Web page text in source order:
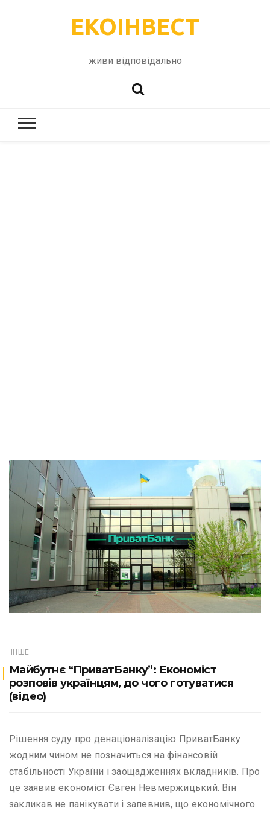
ЕКОІНВЕСТ
живи відповідально
ІНШЕ
Майбутнє “ПриватБанку”: Економіст
розповів українцям, до чого готуватися
(відео)
Рішення суду про денаціоналізацію ПриватБанку
жодним чином не позначиться на фінансовій
стабільності України і заощадженнях вкладників. Про
це заявив економіст Євген Невмержицький. Він
закликав не панікувати і запевнив, що економічного